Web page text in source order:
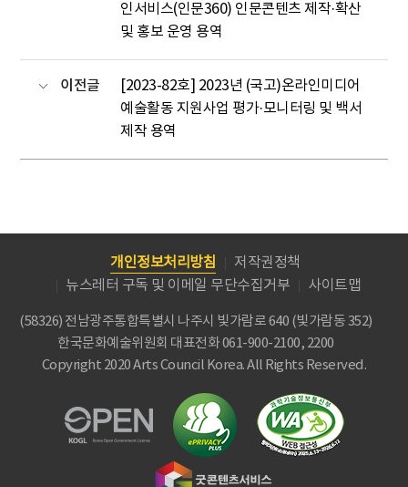
인서비스(인문360) 인문콘텐츠 제작·확산
및 홍보 운영 용역
이전글
[2023-82호] 2023년 (국고)온라인미디어
예술활동 지원사업 평가·모니터링 및 백서
제작 용역
개인정보처리방침
저작권정책
뉴스레터 구독 및 이메일 무단수집거부
사이트맵
(58326) 전남광주통합특별시 나주시 빛가람로 640 (빛가람동 352)
한국문화예술위원회 대표전화 061-900-2100, 2200
Copyright 2020 Arts Council Korea. All Rights Reserved.